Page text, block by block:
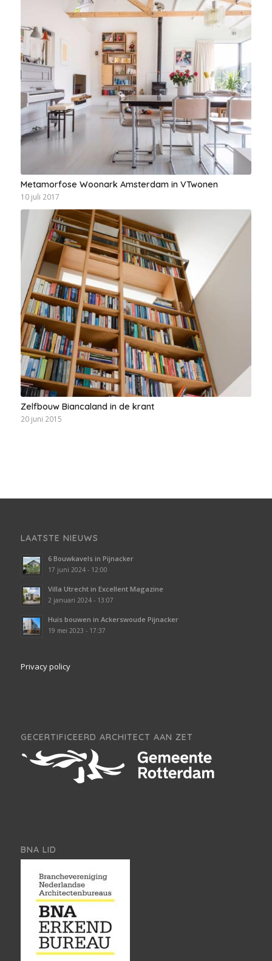
Metamorfose Woonark Amsterdam in VTwonen
10 juli 2017
Zelfbouw Biancaland in de krant
20 juni 2015
LAATSTE NIEUWS
6 Bouwkavels in Pijnacker
17 juni 2024 - 12:00
Villa Utrecht in Excellent Magazine
2 januari 2024 - 13:07
Huis bouwen in Ackerswoude Pijnacker
19 mei 2023 - 17:37
Privacy policy
GECERTIFICEERD ARCHITECT AAN ZET
BNA LID